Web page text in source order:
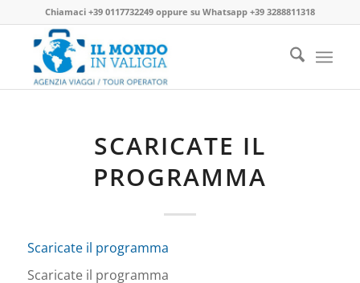
Chiamaci +39 0117732249oppure su Whatsapp +39 3288811318
SCARICATE IL
PROGRAMMA
Scaricate il programma
Scaricate il programma